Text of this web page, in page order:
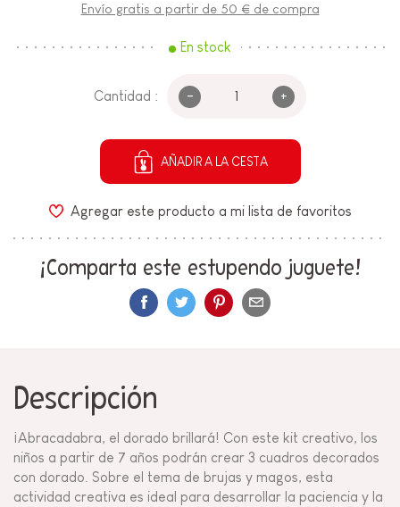
Envío gratis a partir de 50 € de compra
En stock
Cantidad : - +
AÑADIR A LA CESTA
Agregar este producto a mi lista de favoritos
¡Comparta este estupendo juguete!
Descripción
¡Abracadabra, el dorado brillará! Con este kit creativo, los
niños a partir de 7 años podrán crear 3 cuadros decorados
con dorado. Sobre el tema de brujas y magos, esta
actividad creativa es ideal para desarrollar la paciencia y la